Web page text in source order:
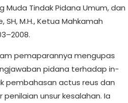
Muda Tindak Pidana Umum, dan
SH, M.H., Ketua Mahkamah
pemaparannya mengupas
pidana terhadap in-
pembahasan actus reus dan
unsur kesalahan. Ia